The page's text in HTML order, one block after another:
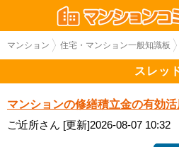
マンション 住宅・マンション一般知識板
スレッ
マンションの修繕積立金の有効
ご近所さん [更新]2026-08-07 10:32